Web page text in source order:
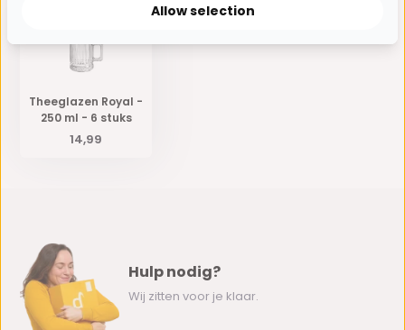
Theeglazen Royal -
250 ml - 6 stuks
14,99
Hulp nodig?
Wij zitten voor je klaar.
Allow selection